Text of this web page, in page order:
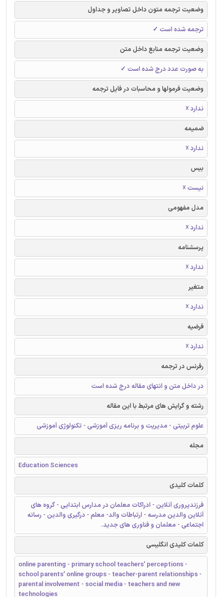
وضعیت ترجمه متون داخل تصاویر و جداول
ترجمه شده است ✓
وضعیت ترجمه منابع داخل متن
به صورت عدد درج شده است ✓
وضعیت فرمولها و محاسبات در فایل ترجمه
ندارد ☓
ضمیمه
ندارد ☓
بیس
نیست ☓
مدل مفهومی
ندارد ☓
پرسشنامه
ندارد ☓
متغیر
ندارد ☓
فرضیه
ندارد ☓
رفرنس در ترجمه
در داخل متن و انتهای مقاله درج شده است
رشته و گرایش های مرتبط با این مقاله
علوم تربیتی - مدیریت و برنامه ریزی آموزشی - تکنولوژی آموزشی
مجله
Education Sciences
کلمات کلیدی
فرزندپروری آنلاین - ادراکات معلمان در مدارس ابتدایی - گروه های
آنلاین والدین مدرسه - ارتباطات والد- معلم - درگیری والدین - رسانه
اجتماعی - معلمان و فناوری های جدید.
کلمات کلیدی انگلیسی
online parenting - primary school teachers’ perceptions -
school parents’ online groups - teacher-parent relationships -
parental involvement - social media - teachers and new
technologies